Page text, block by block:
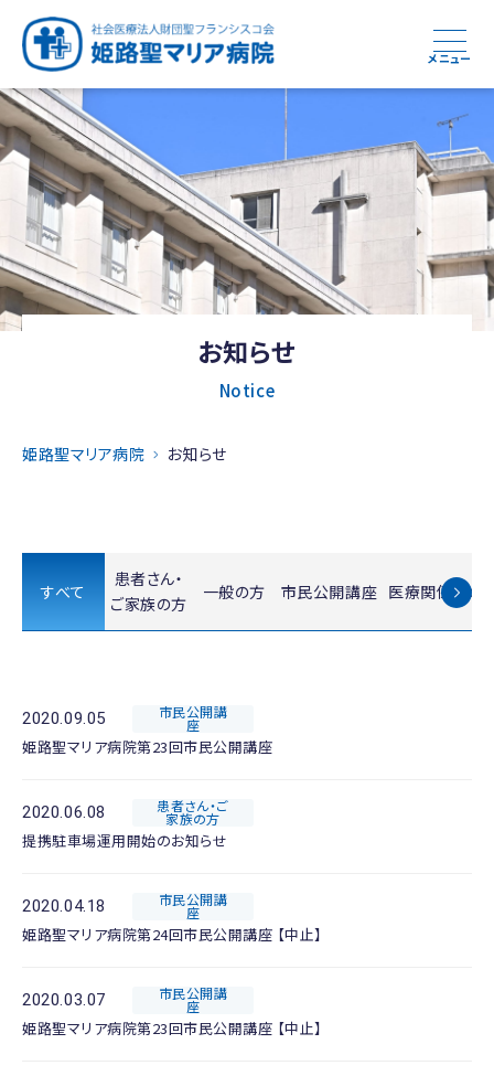
メニュー
お知らせ
Notice
姫路聖マリア病院 お知らせ
すべて
患者さん・
ご家族の方
一般の方 市民公開講座 医療関係者の
2020.09.05 市民公開講
座
姫路聖マリア病院第23回市民公開講座
2020.06.08 患者さん・ご
家族の方
提携駐車場運用開始のお知らせ
2020.04.18 市民公開講
座
姫路聖マリア病院第24回市民公開講座 【中止】
2020.03.07 市民公開講
座
姫路聖マリア病院第23回市民公開講座 【中止】